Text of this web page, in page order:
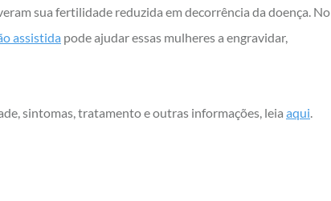
sua fertilidade reduzida em decorrência da doença. No
assistida pode ajudar essas mulheres a engravidar,
sintomas, tratamento e outras informações, leia aqui.